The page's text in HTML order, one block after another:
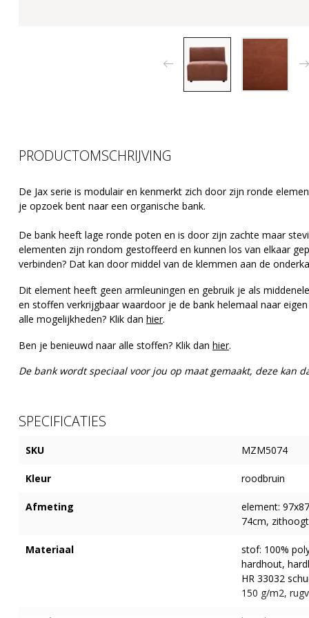
PRODUCTOMSCHRIJVING
De Jax serie is modulair en kenmerkt zich door zijn ronde
je opzoek bent naar een organische bank.
De bank heeft lage ronde poten en is door zijn zachte maar
elementen zijn rondom gestoffeerd en kunnen los van elkaar
verbinden? Dat kan door middel van de klemmen aan de
Dit element heeft geen armleuningen en gebruik je als
en stoffen verkrijgbaar waardoor je de bank helemaal naar
alle mogelijkheden? Klik dan hier.
Ben je benieuwd naar alle stoffen? Klik dan hier.
De bank wordt speciaal voor jou op maat gemaakt, deze kan
SPECIFICATIES
SKU MZM5074
Kleur roodbruin
Afmeting
element:
74cm,
Materiaal
stof: 100%
hardhout,
HR 33032
150 g/m2,